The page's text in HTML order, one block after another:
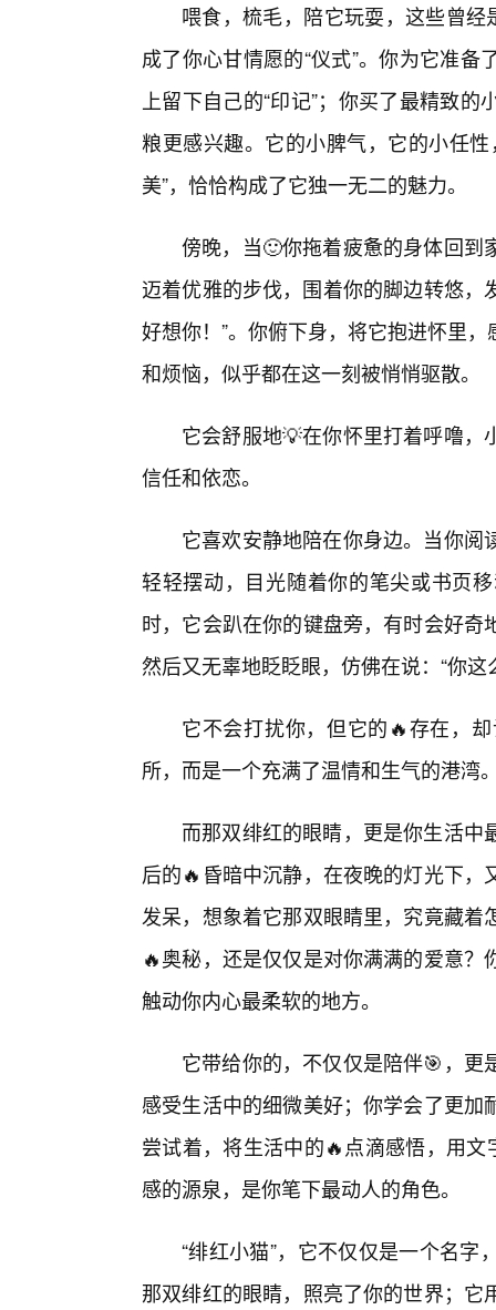
喂食，梳毛，陪它玩耍，这些曾经
成了你心甘情愿的“仪式”。你为它准
上留下自己的“印记”；你买了最精致
粮更感兴趣。它的小脾气，它的小任
美”，恰恰构成了它独一无二的魅力。
傍晚，当🙂你拖着疲惫的身体回到
迈着优雅的步伐，围着你的脚边转悠，
好想你！”。你俯下身，将它抱进怀里
和烦恼，似乎都在这一刻被悄悄驱散。
它会舒服地💡在你怀里打着呼噜
信任和依恋。
它喜欢安静地陪在你身边。当你
轻轻摆动，目光随着你的笔尖或书页
时，它会趴在你的键盘旁，有时会好
然后又无辜地眨眨眼，仿佛在说：“你
它不会打扰你，但它的🔥存在，
所，而是一个充满了温情和生气的港湾
而那双绯红的眼睛，更是你生活
后的🔥昏暗中沉静，在夜晚的灯光下
发呆，想象着它那双眼睛里，究竟藏
🔥奥秘，还是仅仅是对你满满的爱意
触动你内心最柔软的地方。
它带给你的，不仅仅是陪伴🎯，
感受生活中的细微美好；你学会了更
尝试着，将生活中的🔥点滴感悟，用
感的源泉，是你笔下最动人的角色。
“绯红小猫”，它不仅仅是一个名
那双绯红的眼睛，照亮了你的世界；